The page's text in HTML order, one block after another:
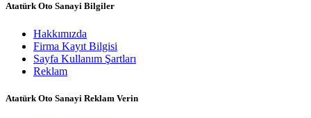
Atatürk Oto Sanayi Bilgiler
Hakkımızda
Firma Kayıt Bilgisi
Sayfa Kullanım Şartları
Reklam
Atatürk Oto Sanayi Reklam Verin